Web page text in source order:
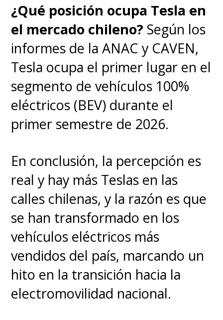
¿Qué posición ocupa Tesla en
el mercado chileno? Según los
informes de la ANAC y CAVEN,
Tesla ocupa el primer lugar en el
segmento de vehículos 100%
eléctricos (BEV) durante el
primer semestre de 2026.
En conclusión, la percepción es
real y hay más Teslas en las
calles chilenas, y la razón es que
se han transformado en los
vehículos eléctricos más
vendidos del país, marcando un
hito en la transición hacia la
electromovilidad nacional.